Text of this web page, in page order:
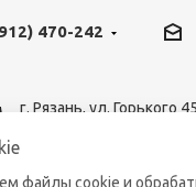
470-242
г. Рязань, ул. Горького
файлы cookie и